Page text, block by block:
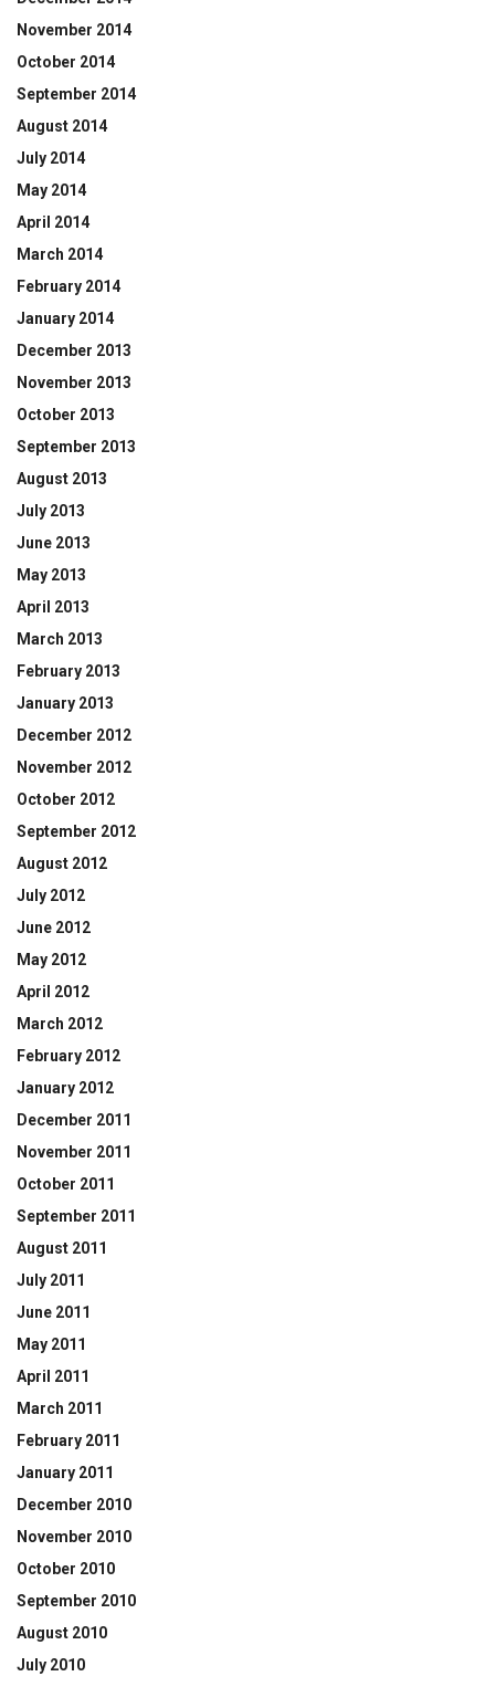
November 2014
October 2014
September 2014
August 2014
July 2014
May 2014
April 2014
March 2014
February 2014
January 2014
December 2013
November 2013
October 2013
September 2013
August 2013
July 2013
June 2013
May 2013
April 2013
March 2013
February 2013
January 2013
December 2012
November 2012
October 2012
September 2012
August 2012
July 2012
June 2012
May 2012
April 2012
March 2012
February 2012
January 2012
December 2011
November 2011
October 2011
September 2011
August 2011
July 2011
June 2011
May 2011
April 2011
March 2011
February 2011
January 2011
December 2010
November 2010
October 2010
September 2010
August 2010
July 2010